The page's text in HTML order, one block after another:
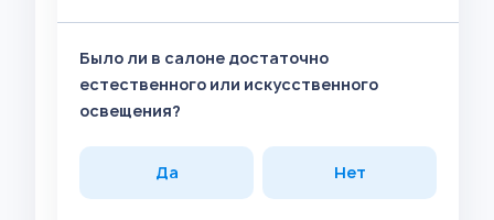
Было ли в салоне достаточно
естественного или искусственного
освещения?
Да Нет